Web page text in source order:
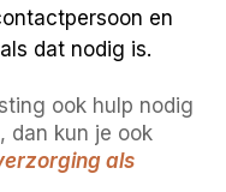
en
dat nodig is.
ook hulp nodig
dan kun je ook
als